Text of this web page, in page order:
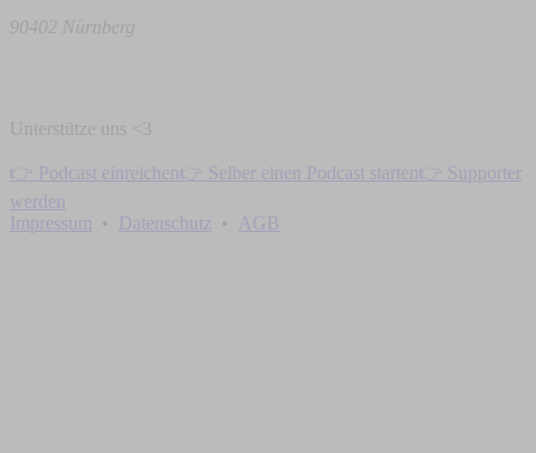
90402 Nürnberg
Unterstütze uns <3
👉 Podcast einreichen 👉 Selber einen Podcast starten 👉 Supporter
werden
Impressum • Datenschutz • AGB